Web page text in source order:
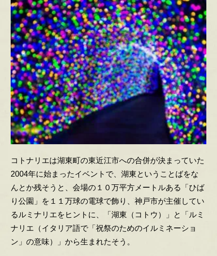
コトナリエは湖東町の東近江市への合併が決まっていた
2004年に始まったイベントで、湖東ということばをな
んとか残そうと、会場の１０万平方メートルある「ひば
り公園」を１１万球の電球で飾り、神戸市が主催してい
るルミナリエをヒントに、「湖東（コトウ）」と「ルミ
ナリエ（イタリア語で「祝祭のためのイルミネーショ
ン」の意味）」から生まれたそう。